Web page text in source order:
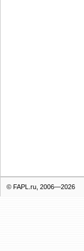
© FAPL.ru, 2006—2026